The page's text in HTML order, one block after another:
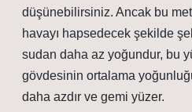
düşünebilirsiniz. Ancak bu
havayı hapsedecek şekilde
sudan daha az yoğundur, bu
gövdesinin ortalama
daha azdır ve gemi yüzer.